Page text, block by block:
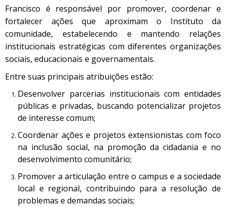
Francisco é responsável por promover, coordenar e
fortalecer ações que aproximam o Instituto da
comunidade, estabelecendo e mantendo relações
institucionais estratégicas com diferentes organizações
sociais, educacionais e governamentais.
Entre suas principais atribuições estão:
Desenvolver parcerias institucionais com entidades
públicas e privadas, buscando potencializar projetos
de interesse comum;
Coordenar ações e projetos extensionistas com foco
na inclusão social, na promoção da cidadania e no
desenvolvimento comunitário;
Promover a articulação entre o campus e a sociedade
local e regional, contribuindo para a resolução de
problemas e demandas sociais;